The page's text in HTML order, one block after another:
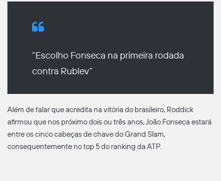
“Escolho Fonseca na primeira rodada
contra Rublev”
Além de falar que acredita na vitória do brasileiro, Roddick
afirmou que nos próximo dois ou três anos, João Fonseca estará
entre os cinco cabeças de chave do Grand Slam,
consequentemente no top 5 do ranking da ATP.